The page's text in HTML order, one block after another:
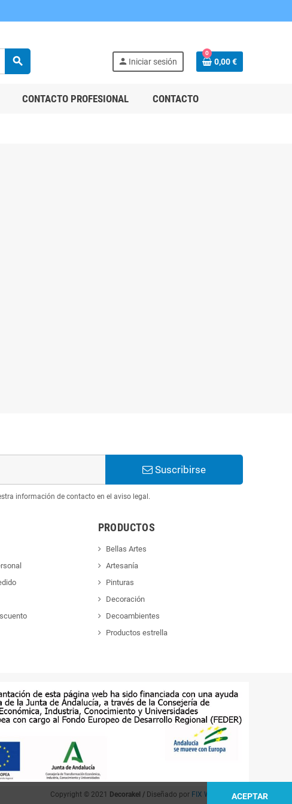
search person Iniciar sesión
0
0,00 €
CONTACTO PROFESIONAL CONTACTO
Suscribirse
información de contacto en el aviso legal.
PRODUCTOS
Bellas Artes
Artesanía
Pinturas
Decoración
Decoambientes
Productos estrella
Copyright © 2021 Decorakel / Diseñado por FIX Web & AppsACEPTAR